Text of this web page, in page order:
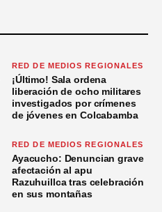
RED DE MEDIOS REGIONALES
¡Último! Sala ordena
liberación de ocho militares
investigados por crímenes
de jóvenes en Colcabamba
RED DE MEDIOS REGIONALES
Ayacucho: Denuncian grave
afectación al apu
Razuhuillca tras celebración
en sus montañas